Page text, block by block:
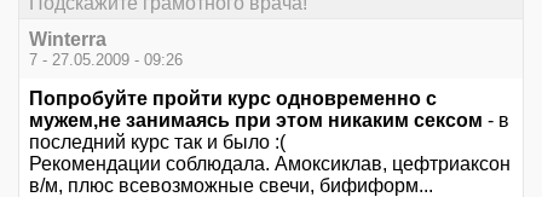
Winterra
7 - 27.05.2009 - 09:26
Попробуйте пройти курс одновременно с
мужем,не занимаясь при этом никаким сексом - в
последний курс так и было :(
Рекомендации соблюдала. Амоксиклав, цефтриаксон
в/м, плюс всевозможные свечи, бифиформ...